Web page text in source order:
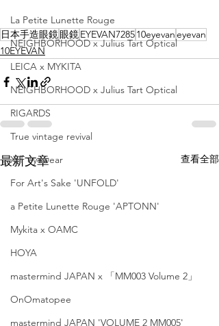
La Petite Lunette Rouge
NEIGHBORHOOD x Julius Tart Optical
LEICA x MYKITA
NEIGHBORHOOD x Julius Tart Optical
RIGARDS
True vintage revival
XIT eyewear
For Art's Sake 'UNFOLD'
a Petite Lunette Rouge 'APTONN'
Mykita x OAMC
HOYA
mastermind JAPAN x 「MM003 Volume 2」
OnOmatopee
mastermind JAPAN 'VOLUME 2 MM005'
日本手造眼鏡眼鏡EYEVAN728510eyevaneyevan
10EYEVAN
最新文章 查看全部